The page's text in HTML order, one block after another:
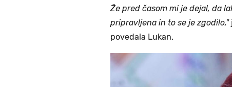
Že pred časom mi je dejal, da
pripravljena in to se je zgodilo,"
povedala Lukan.